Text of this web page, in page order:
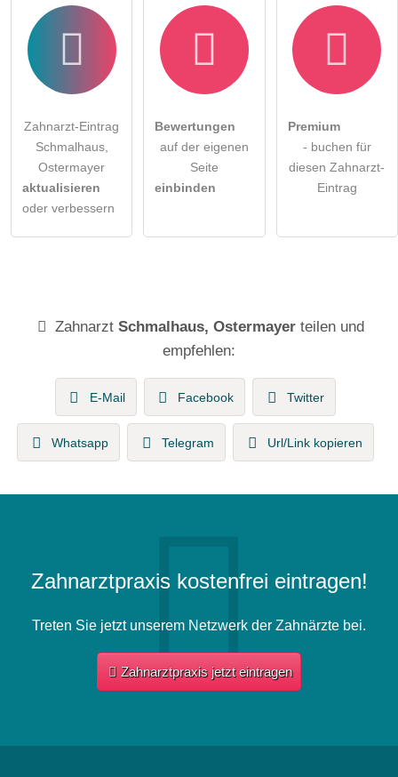
Zahnarzt-Eintrag
Schmalhaus,
Ostermayer
aktualisieren
oder verbessern
Bewertungen
auf der eigenen
Seite
einbinden
Premium
- buchen für
diesen Zahnarzt-
Eintrag
Zahnarzt Schmalhaus, Ostermayerteilen und
empfehlen:
E-Mail Facebook Twitter
Whatsapp Telegram Url/Link kopieren
Zahnarztpraxis kostenfrei eintragen!
Treten Sie jetzt unserem Netzwerk der Zahnärzte bei.
Zahnarztpraxis jetzt eintragen